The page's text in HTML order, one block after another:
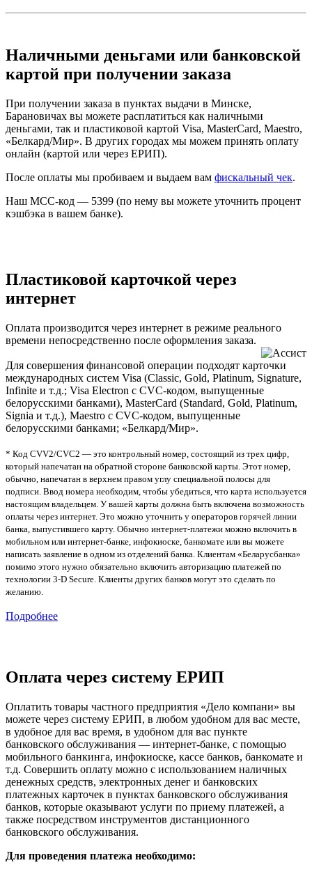
Наличными деньгами или банковской
картой при получении заказа
При получении заказа в пунктах выдачи в Минске,
Барановичах вы можете расплатиться как наличными
деньгами, так и пластиковой картой Visa, MasterCard, Maestro,
«Белкард/Мир». В других городах мы можем принять оплату
онлайн (картой или через ЕРИП).
После оплаты мы пробиваем и выдаем вам фискальный чек.
Наш MCC-код — 5399 (по нему вы можете уточнить процент
кэшбэка в вашем банке).
Пластиковой карточкой через
интернет
Оплата производится через интернет в режиме реального
времени непосредственно после оформления заказа.
Для совершения финансовой операции подходят карточки
международных систем Visa (Classic, Gold, Platinum, Signature,
Infinite и т.д.; Visa Electron c CVC-кодом, выпущенные
белорусскими банками), MasterCard (Standard, Gold, Platinum,
Signia и т.д.), Maestro c CVC-кодом, выпущенные
белорусскими банками; «Белкард/Мир».
* Код CVV2/CVC2 — это контрольный номер, состоящий из трех цифр,
который напечатан на обратной стороне банковской карты. Этот номер,
обычно, напечатан в верхнем правом углу специальной полосы для
подписи. Ввод номера необходим, чтобы убедиться, что карта используется
настоящим владельцем. У вашей карты должна быть включена возможность
оплаты через интернет. Это можно уточнить у операторов горячей линии
банка, выпустившего карту. Обычно интернет-платежи можно включить в
мобильном или интернет-банке, инфокиоске, банкомате или вы можете
написать заявление в одном из отделений банка. Клиентам «Беларусбанка»
помимо этого нужно обязательно включить авторизацию платежей по
технологии 3-D Secure. Клиенты других банков могут это сделать по
желанию.
Подробнее
Оплата через систему ЕРИП
Оплатить товары частного предприятия «Дело компани» вы
можете через систему ЕРИП, в любом удобном для вас месте,
в удобное для вас время, в удобном для вас пункте
банковского обслуживания — интернет-банке, с помощью
мобильного банкинга, инфокиоске, кассе банков, банкомате и
т.д. Совершить оплату можно с использованием наличных
денежных средств, электронных денег и банковских
платежных карточек в пунктах банковского обслуживания
банков, которые оказывают услуги по приему платежей, а
также посредством инструментов дистанционного
банковского обслуживания.
Для проведения платежа необходимо: